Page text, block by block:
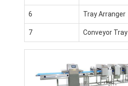
6 Tray Arranger
7 Conveyor Tray